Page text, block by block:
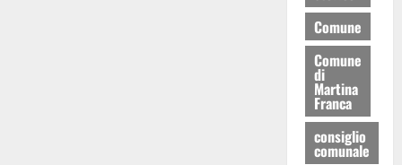
Comune
Comune
di
Martina
Franca
consiglio
comunale